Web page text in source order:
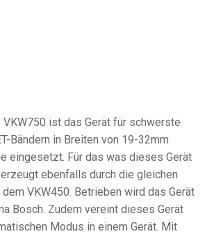
ist das Gerät für schwerste
Bändern in Breiten von 19-32mm
eingesetzt. Für das was dieses Gerät
ebenfalls durch die gleichen
VKW450. Betrieben wird das Gerät
Bosch. Zudem vereint dieses Gerät
Modus in einem Gerät. Mit